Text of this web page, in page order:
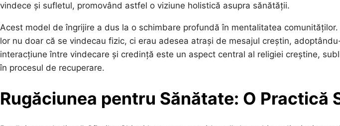
vindece și sufletul, promovând astfel o viziune holistică asupra sănătății.
Acest model de îngrijire a dus la o schimbare profundă în mentalitatea
lor nu doar că se vindecau fizic, ci erau adesea atrași de mesajul creștin,
interacțiune între vindecare și credință este un aspect central al religiei creștine,
în procesul de recuperare.
Rugăciunea pentru Sănătate: O Practică